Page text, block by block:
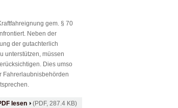
gem. § 70
Neben der
der ­gutachterlich
unterstützen, müssen
Dies umso
Fahrerlaubnisbehörden
lesen (PDF, 287.4 KB)